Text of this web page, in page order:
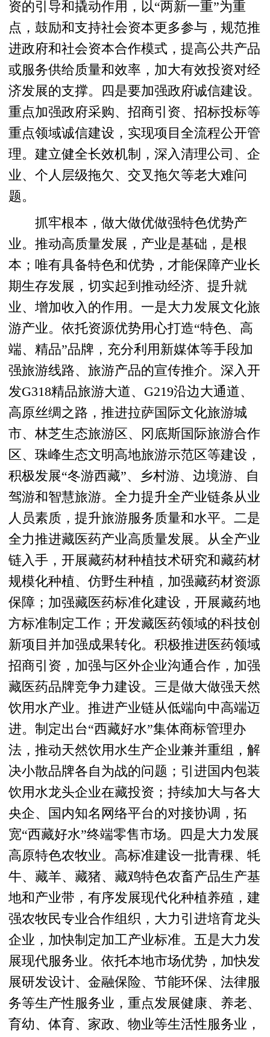
资的引导和撬动作用，以“两新一重”为重
点，鼓励和支持社会资本更多参与，规范推
进政府和社会资本合作模式，提高公共产品
或服务供给质量和效率，加大有效投资对经
济发展的支撑。四是要加强政府诚信建设。
重点加强政府采购、招商引资、招标投标等
重点领域诚信建设，实现项目全流程公开管
理。建立健全长效机制，深入清理公司、企
业、个人层级拖欠、交叉拖欠等老大难问
题。
抓牢根本，做大做优做强特色优势产
业。推动高质量发展，产业是基础，是根
本；唯有具备特色和优势，才能保障产业长
期生存发展，切实起到推动经济、提升就
业、增加收入的作用。一是大力发展文化旅
游产业。依托资源优势用心打造“特色、高
端、精品”品牌，充分利用新媒体等手段加
强旅游线路、旅游产品的宣传推介。深入开
发G318精品旅游大道、G219沿边大通道、
高原丝绸之路，推进拉萨国际文化旅游城
市、林芝生态旅游区、冈底斯国际旅游合作
区、珠峰生态文明高地旅游示范区等建设，
积极发展“冬游西藏”、乡村游、边境游、自
驾游和智慧旅游。全力提升全产业链条从业
人员素质，提升旅游服务质量和水平。二是
全力推进藏医药产业高质量发展。从全产业
链入手，开展藏药材种植技术研究和藏药材
规模化种植、仿野生种植，加强藏药材资源
保障；加强藏医药标准化建设，开展藏药地
方标准制定工作；开发藏医药领域的科技创
新项目并加强成果转化。积极推进医药领域
招商引资，加强与区外企业沟通合作，加强
藏医药品牌竞争力建设。三是做大做强天然
饮用水产业。推进产业链从低端向中高端迈
进。制定出台“西藏好水”集体商标管理办
法，推动天然饮用水生产企业兼并重组，解
决小散品牌各自为战的问题；引进国内包装
饮用水龙头企业在藏投资；持续加大与各大
央企、国内知名网络平台的对接协调，拓
宽“西藏好水”终端零售市场。四是大力发展
高原特色农牧业。高标准建设一批青稞、牦
牛、藏羊、藏猪、藏鸡特色农畜产品生产基
地和产业带，有序发展现代化种植养殖，建
强农牧民专业合作组织，大力引进培育龙头
企业，加快制定加工产业标准。五是大力发
展现代服务业。依托本地市场优势，加快发
展研发设计、金融保险、节能环保、法律服
务等生产性服务业，重点发展健康、养老、
育幼、体育、家政、物业等生活性服务业，